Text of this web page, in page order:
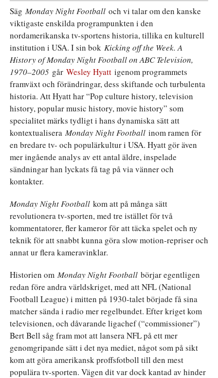
SägMonday Night Football och vi talar om den kanske
viktigaste enskilda programpunkten i den
nordamerikanska tv-sportens historia, tillika en kulturell
institution i USA. I sin bok Kicking off the Week. A
History of Monday Night Football on ABC Television,
1970–2005 går Wesley Hyatt igenom programmets
framväxt och förändringar, dess skiftande och turbulenta
historia. Att Hyatt har “Pop culture history, television
history, popular music history, movie history” som
specialitet märks tydligt i hans dynamiska sätt att
kontextualiseraMonday Night Football inom ramen för
en bredare tv- och populärkultur i USA. Hyatt gör även
mer ingående analys av ett antal äldre, inspelade
sändningar han lyckats få tag på via vänner och
kontakter.
Monday Night Football kom att på många sätt
revolutionera tv-sporten, med tre istället för två
kommentatorer, fler kameror för att täcka spelet och ny
teknik för att snabbt kunna göra slow motion-repriser och
annat ur flera kameravinklar.
Historien omMonday Night Football börjar egentligen
redan före andra världskriget, med att NFL (National
Football League) i mitten på 1930-talet började få sina
matcher sända i radio mer regelbundet. Efter kriget kom
televisionen, och dåvarande ligachef (“commissioner”)
Bert Bell såg fram mot att lansera NFL på ett mer
genomgripande sätt i det nya mediet, något som på sikt
kom att göra amerikansk proffsfotboll till den mest
populära tv-sporten. Vägen dit var dock kantad av hinder